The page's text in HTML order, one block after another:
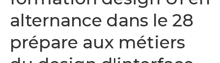
alternance dans le 28
prépare aux métiers